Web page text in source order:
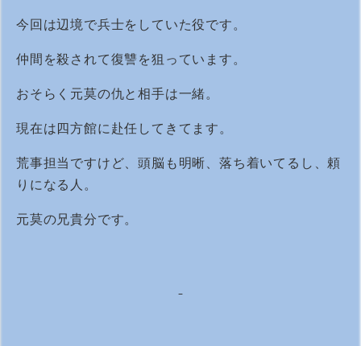
今回は辺境で兵士をしていた役です。
仲間を殺されて復讐を狙っています。
おそらく元莫の仇と相手は一緒。
現在は四方館に赴任してきてます。
荒事担当ですけど、頭脳も明晰、落ち着いてるし、頼
りになる人。
元莫の兄貴分です。